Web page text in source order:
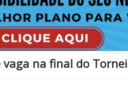
na final do